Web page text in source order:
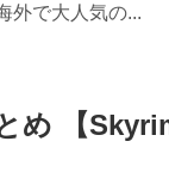
外で大人気の...
め 【